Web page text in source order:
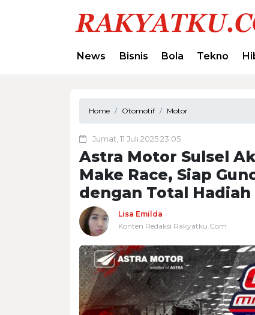
News Bisnis Bola Tekno
Home Otomotif Motor
Jumat, 11 Juli 2025 23:05
Astra Motor Sulsel
Make Race, Siap
dengan Total
Lisa Emilda
Konten Redaksi Rakyatku.Com